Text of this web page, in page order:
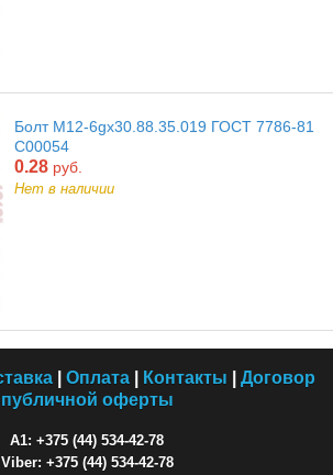
Болт М12-6gx30.88.35.019 ГОСТ 7786-81
С00054
0.28 руб.
Нет в наличии
Оплата Контакты
Договор
публичной оферты
A1: +375 (44) 534-42-78
Viber: +375 (44) 534-42-78